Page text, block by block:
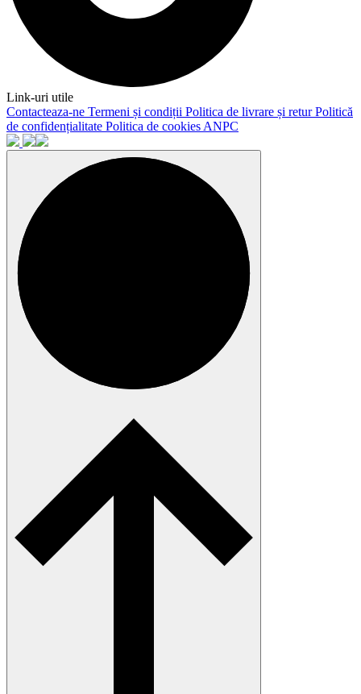
Link-uri utile
Contacteaza-ne Termeni și condiții Politica de livrare și returPolitică
de confidențialitate Politica de cookies ANPC